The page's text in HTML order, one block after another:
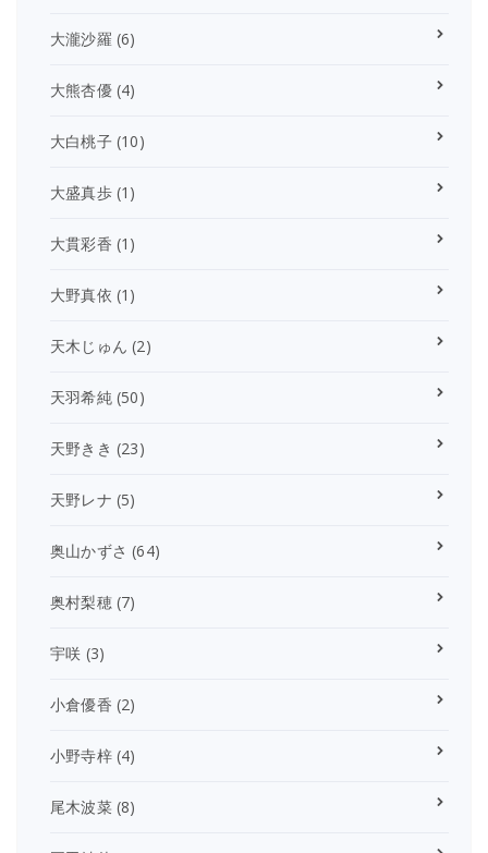
大瀧沙羅 (6)
大熊杏優(4)
大白桃子(10)
大盛真歩(1)
大貫彩香 (1)
大野真依 (1)
天木じゅん (2)
天羽希純(50)
天野きき (23)
天野レナ (5)
奥山かずさ (64)
奥村梨穂(7)
宇咲 (3)
小倉優香 (2)
小野寺梓(4)
尾木波菜(8)